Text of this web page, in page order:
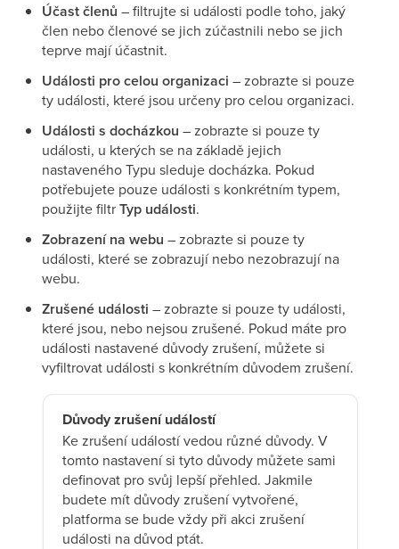
Účast členů – filtrujte si události podle toho, jaký
člen nebo členové se jich zúčastnili nebo se jich
teprve mají účastnit.
Události pro celou organizaci – zobrazte si pouze
ty události, které jsou určeny pro celou organizaci.
Události s docházkou – zobrazte si pouze ty
události, u kterých se na základě jejich
nastaveného Typu sleduje docházka. Pokud
potřebujete pouze události s konkrétním typem,
použijte filtrTyp události.
Zobrazení na webu – zobrazte si pouze ty
události, které se zobrazují nebo nezobrazují na
webu.
Zrušené události – zobrazte si pouze ty události,
které jsou, nebo nejsou zrušené. Pokud máte pro
události nastavené důvody zrušení, můžete si
vyfiltrovat události s konkrétním důvodem zrušení.
Důvody zrušení událostí
Ke zrušení událostí vedou různé důvody. V
tomto nastavení si tyto důvody můžete sami
definovat pro svůj lepší přehled. Jakmile
budete mít důvody zrušení vytvořené,
platforma se bude vždy při akci zrušení
události na důvod ptát.